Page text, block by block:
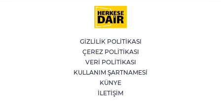
Ülke genelinde kavurucu sıcaklar devam
ediyor: Bazı illerde yağış görülecek
Şanlıurfa'da dehşete düşüren olay: 85
yaşındaki annesini sopayla dövdü
GİZLİLİK POLİTİKASI
ÇEREZ POLİTİKASI
VERİ POLİTİKASI
KULLANIM ŞARTNAMESİ
KÜNYE
İLETİŞİM